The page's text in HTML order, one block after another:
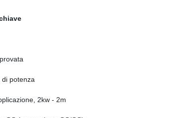
di potenza
2kw - 2m